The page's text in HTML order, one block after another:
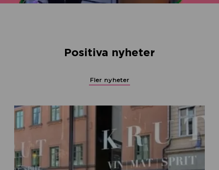
Positiva nyheter
Fler nyheter